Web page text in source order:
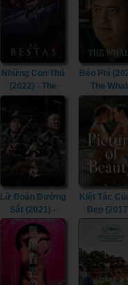
Những Con Thú
(2022) - The
Béo Phì
The
Lữ Đoàn Đường
Sắt (2021) -
Railway Heroes
(2021)
Kiệt Tác
Đẹp
Picture